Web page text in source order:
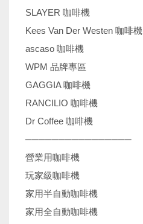
SLAYER 咖啡機
Kees Van Der Westen 咖啡機
ascaso 咖啡機
WPM 品牌專區
GAGGIA 咖啡機
RANCILIO 咖啡機
Dr Coffee 咖啡機
────────────────
營業用咖啡機
玩家級咖啡機
家用半自動咖啡機
家用全自動咖啡機